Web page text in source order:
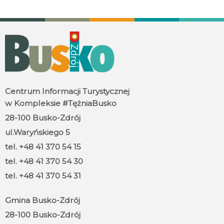
Centrum Informacji Turystycznej
w Kompleksie #TężniaBusko
28-100 Busko-Zdrój
ul.Waryńskiego 5
tel. +48 41 370 54 15
tel. +48 41 370 54 30
tel. +48 41 370 54 31
Gmina Busko-Zdrój
28-100 Busko-Zdrój